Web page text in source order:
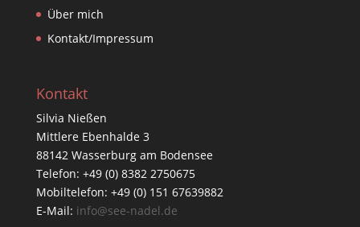
Über mich
Kontakt/Impressum
Kontakt
Silvia Nießen
Mittlere Ebenhalde 3
88142 Wasserburg am Bodensee
Telefon: +49 (0) 8382 2750675
Mobiltelefon: +49 (0) 151 67639882
E-Mail: info@see-nadel.de